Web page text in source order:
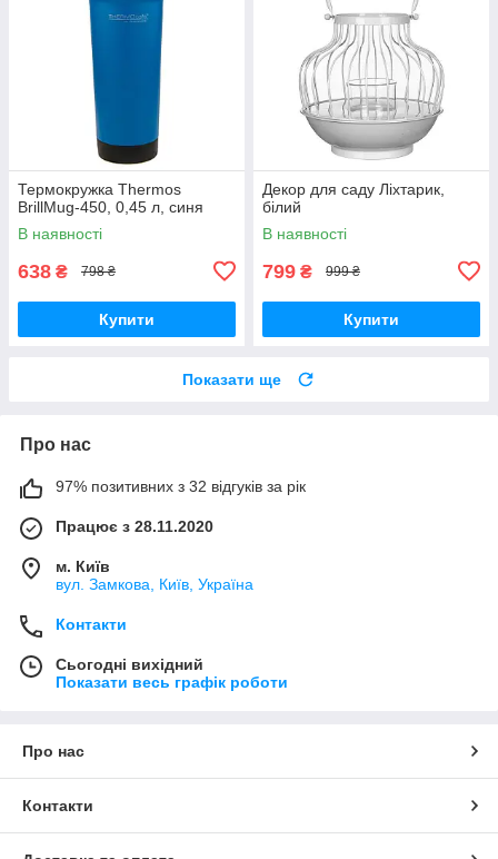
Термокружка Thermos
BrillMug-450, 0,45 л, синя
В наявності
638 ₴ 798 ₴
Купити
Декор для саду Ліхтарик,
білий
В наявності
799 ₴ 999 ₴
Купити
Показати ще
Про нас
97% позитивних з 32 відгуків за рік
Працює з 28.11.2020
м. Київ
вул. Замкова, Київ, Україна
Контакти
Сьогодні вихідний
Показати весь графік роботи
Про нас
Контакти